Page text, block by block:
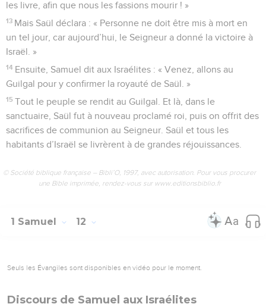
les livre, afin que nous les fassions mourir ! »
13 Mais Saül déclara : « Personne ne doit être mis à mort en
un tel jour, car aujourd’hui, le Seigneur a donné la victoire à
Israël. »
14 Ensuite, Samuel dit aux Israélites : « Venez, allons au
Guilgal pour y confirmer la royauté de Saül. »
15 Tout le peuple se rendit au Guilgal. Et là, dans le
sanctuaire, Saül fut à nouveau proclamé roi, puis on offrit des
sacrifices de communion au Seigneur. Saül et tous les
habitants d’Israël se livrèrent à de grandes réjouissances.
© Société biblique française – Bibli’O, 1997, avec autorisation. Pour vous procurer
une Bible imprimée, rendez-vous sur www.editionsbiblio.fr
1 Samuel 12
Seuls les Évangiles sont disponibles en vidéo pour le moment.
Discours de Samuel aux Israélites